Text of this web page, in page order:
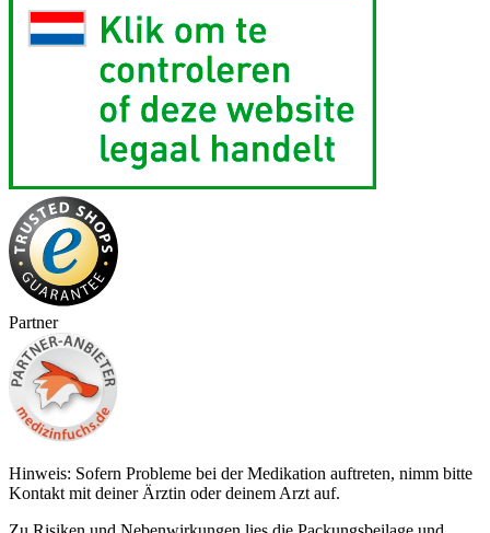
Partner
Hinweis: Sofern Probleme bei der Medikation auftreten, nimm bitte
Kontakt mit deiner Ärztin oder deinem Arzt auf.